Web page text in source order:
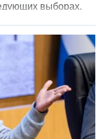
выборах.